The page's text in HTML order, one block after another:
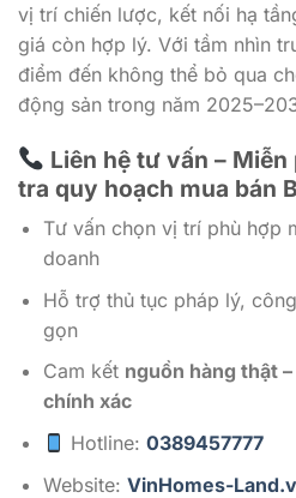
vị trí chiến lược, kết nối hạ
giá còn hợp lý. Với tầm nhìn
điểm đến không thể bỏ qua
động sản trong năm
Liên hệ tư vấn –
tra quy hoạch mua bán
Tư vấn chọn vị trí phù hợp
doanh
Hỗ trợ thủ tục pháp lý,
gọn
Cam kết nguồn hàng thật
chính xác
Hotline:0389457777
Website: VinHomes-